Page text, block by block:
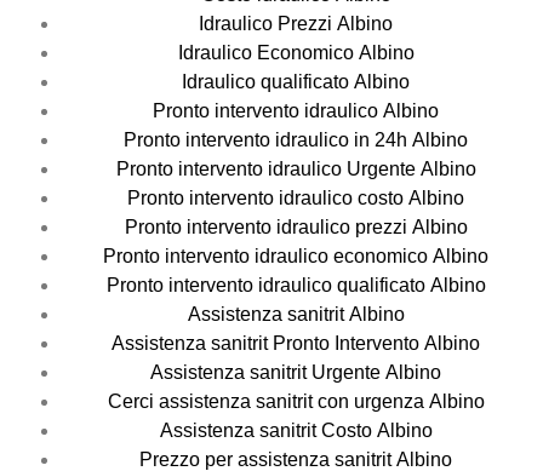
Idraulico Prezzi Albino
Idraulico Economico Albino
Idraulico qualificato Albino
Pronto intervento idraulico Albino
Pronto intervento idraulico in 24h Albino
Pronto intervento idraulico Urgente Albino
Pronto intervento idraulico costo Albino
Pronto intervento idraulico prezzi Albino
Pronto intervento idraulico economico Albino
Pronto intervento idraulico qualificato Albino
Assistenza sanitrit Albino
Assistenza sanitrit Pronto Intervento Albino
Assistenza sanitrit Urgente Albino
Cerci assistenza sanitrit con urgenza Albino
Assistenza sanitrit Costo Albino
Prezzo per assistenza sanitrit Albino